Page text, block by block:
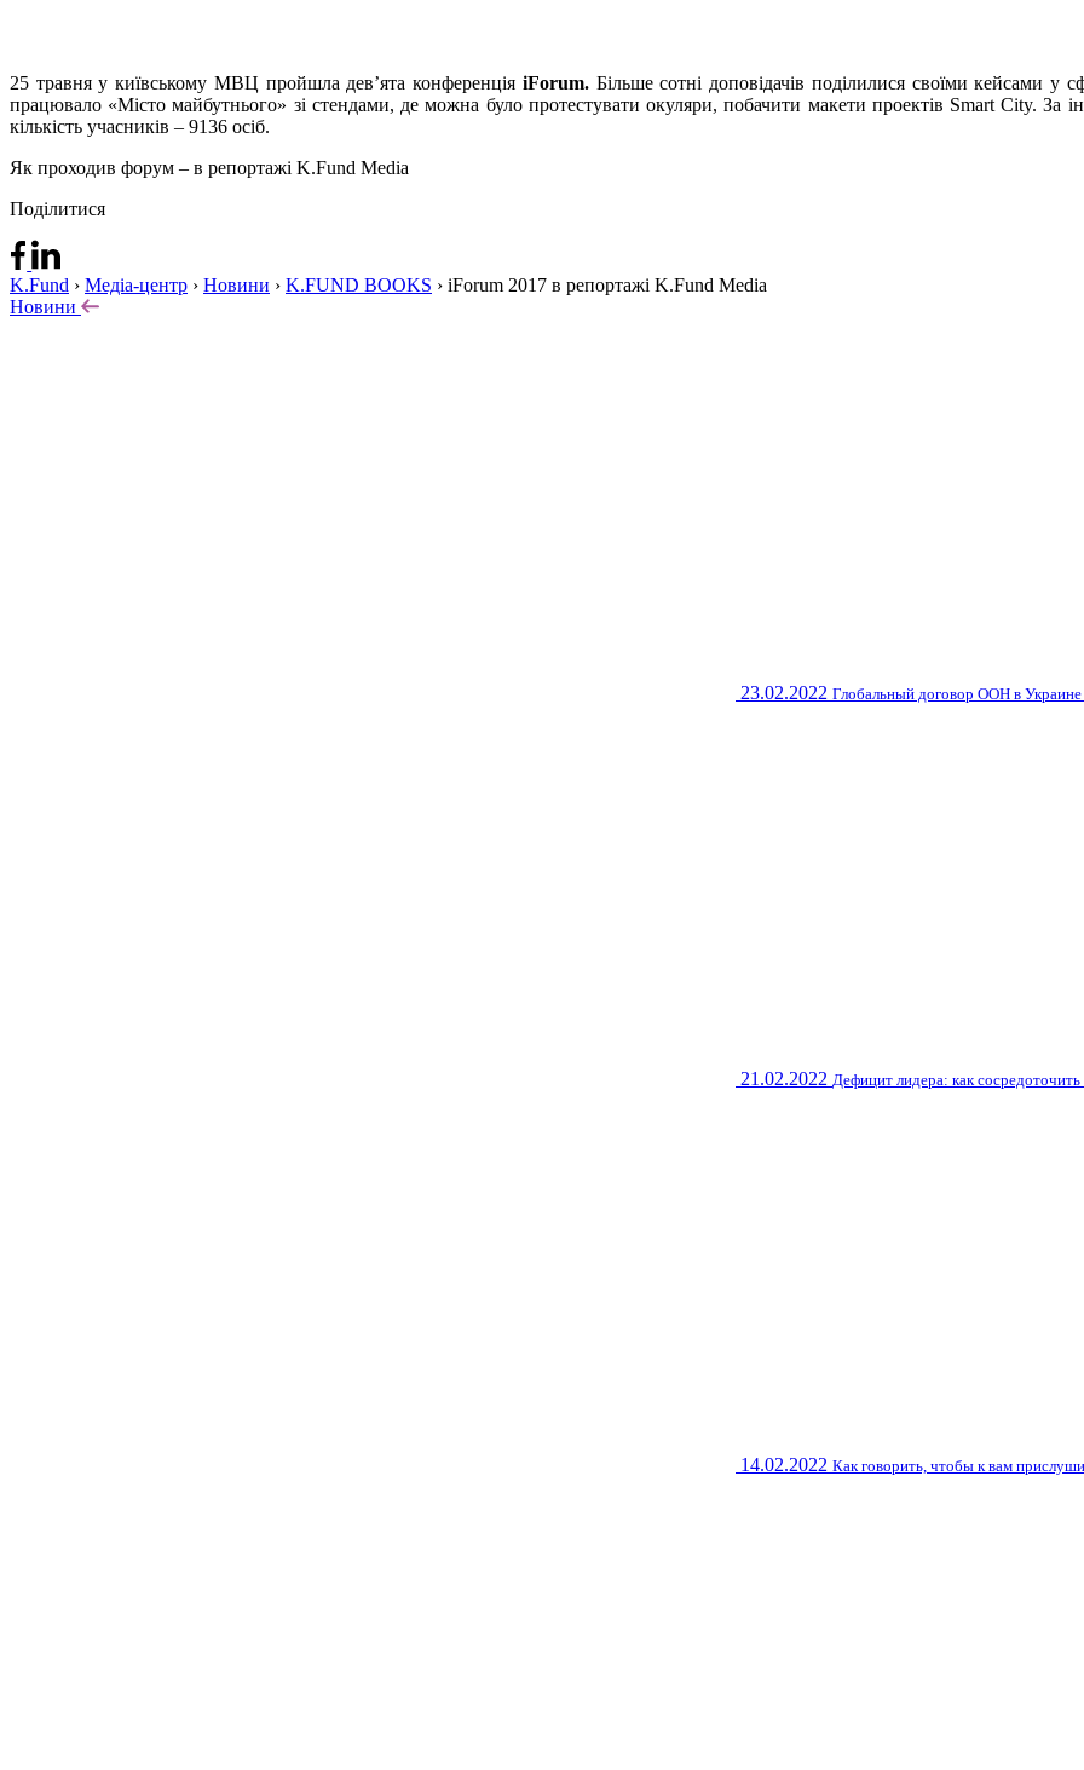
25 травня у київському МВЦ пройшла дев’ята конференція iForum.Більше сотні доповідачів поділилися своїми кейсами у
працювало «Місто майбутнього» зі стендами, де можна було протестувати окуляри, побачити макети проектів Smart City. За
кількість учасників – 9136 осіб.
Як проходив форум – в репортажі K.Fund Media
Поділитися
K.Fund › Медіа-центр › Новини › K.FUND BOOKS › iForum 2017 в репортажі K.Fund Media
Новини
23.02.2022 Глобальный договор ООН в Украине
21.02.2022 Дефицит лидера: как
14.02.2022 Как говорить, чтобы к вам